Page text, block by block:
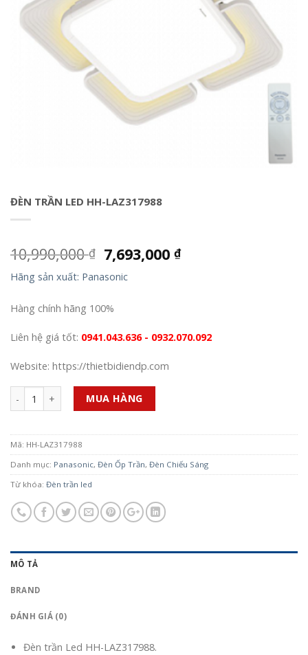
ĐÈN TRẦN LED HH-LAZ317988
10,990,000₫ 7,693,000₫
Hãng sản xuất: Panasonic
Hàng chính hãng 100%
Liên hệ giá tốt: 0941.043.636 - 0932.070.092
Website: https://thietbidiendp.com
Số lượng MUA HÀNG
Mã: HH-LAZ317988
Danh mục: Panasonic, Đèn Ốp Trần, Đèn Chiếu Sáng
Từ khóa: Đèn trần led
MÔ TẢ
BRAND
ĐÁNH GIÁ (0)
Đèn trần Led HH-LAZ317988.